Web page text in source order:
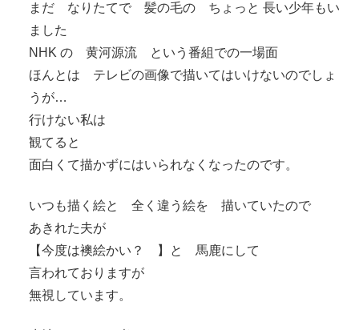
まだ なりたてで 髪の毛の ちょっと 長い少年もい
ました
NHK の 黄河源流 という番組での一場面
ほんとは テレビの画像で描いてはいけないのでしょ
うが…
行けない私は
観てると
面白くて描かずにはいられなくなったのです。
いつも描く絵と 全く違う絵を 描いていたので
あきれた夫が
【今度は襖絵かい？ 】と 馬鹿にして
言われておりますが
無視しています。